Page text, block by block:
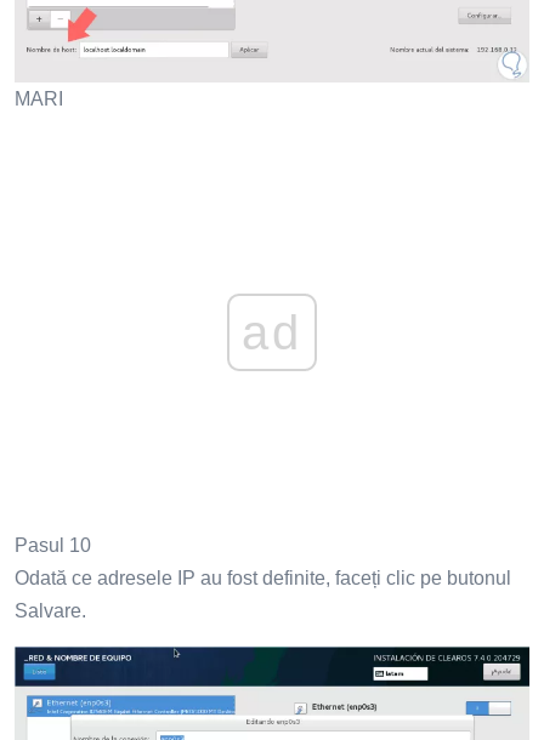
MARI
ad
Pasul 10
Odată ce adresele IP au fost definite, faceți clic pe butonul
Salvare.